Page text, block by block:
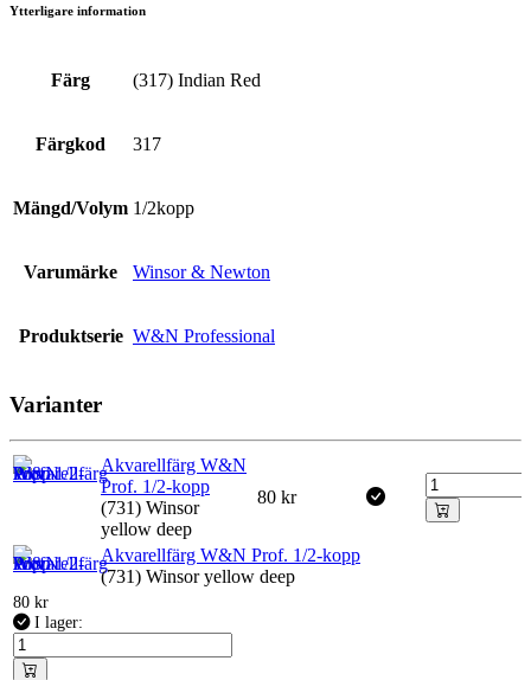
Ytterligare information
Färg (317) Indian Red
Färgkod 317
Mängd/Volym 1/2kopp
Varumärke Winsor & Newton
Produktserie W&N Professional
Varianter
Akvarellfärg W&N
Prof. 1/2-kopp
(731) Winsor
yellow deep
80 kr
Akvarellfärg W&N Prof. 1/2-kopp
(731) Winsor yellow deep
80 kr
I lager: